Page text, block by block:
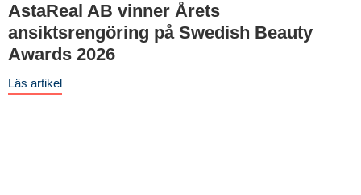
AstaReal AB vinner Årets
ansiktsrengöring på Swedish Beauty
Awards 2026
Läs artikel